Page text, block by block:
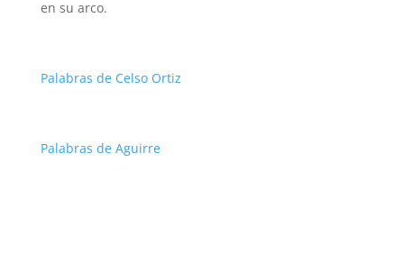
en su arco.
Palabras de Celso Ortiz
Palabras de Aguirre